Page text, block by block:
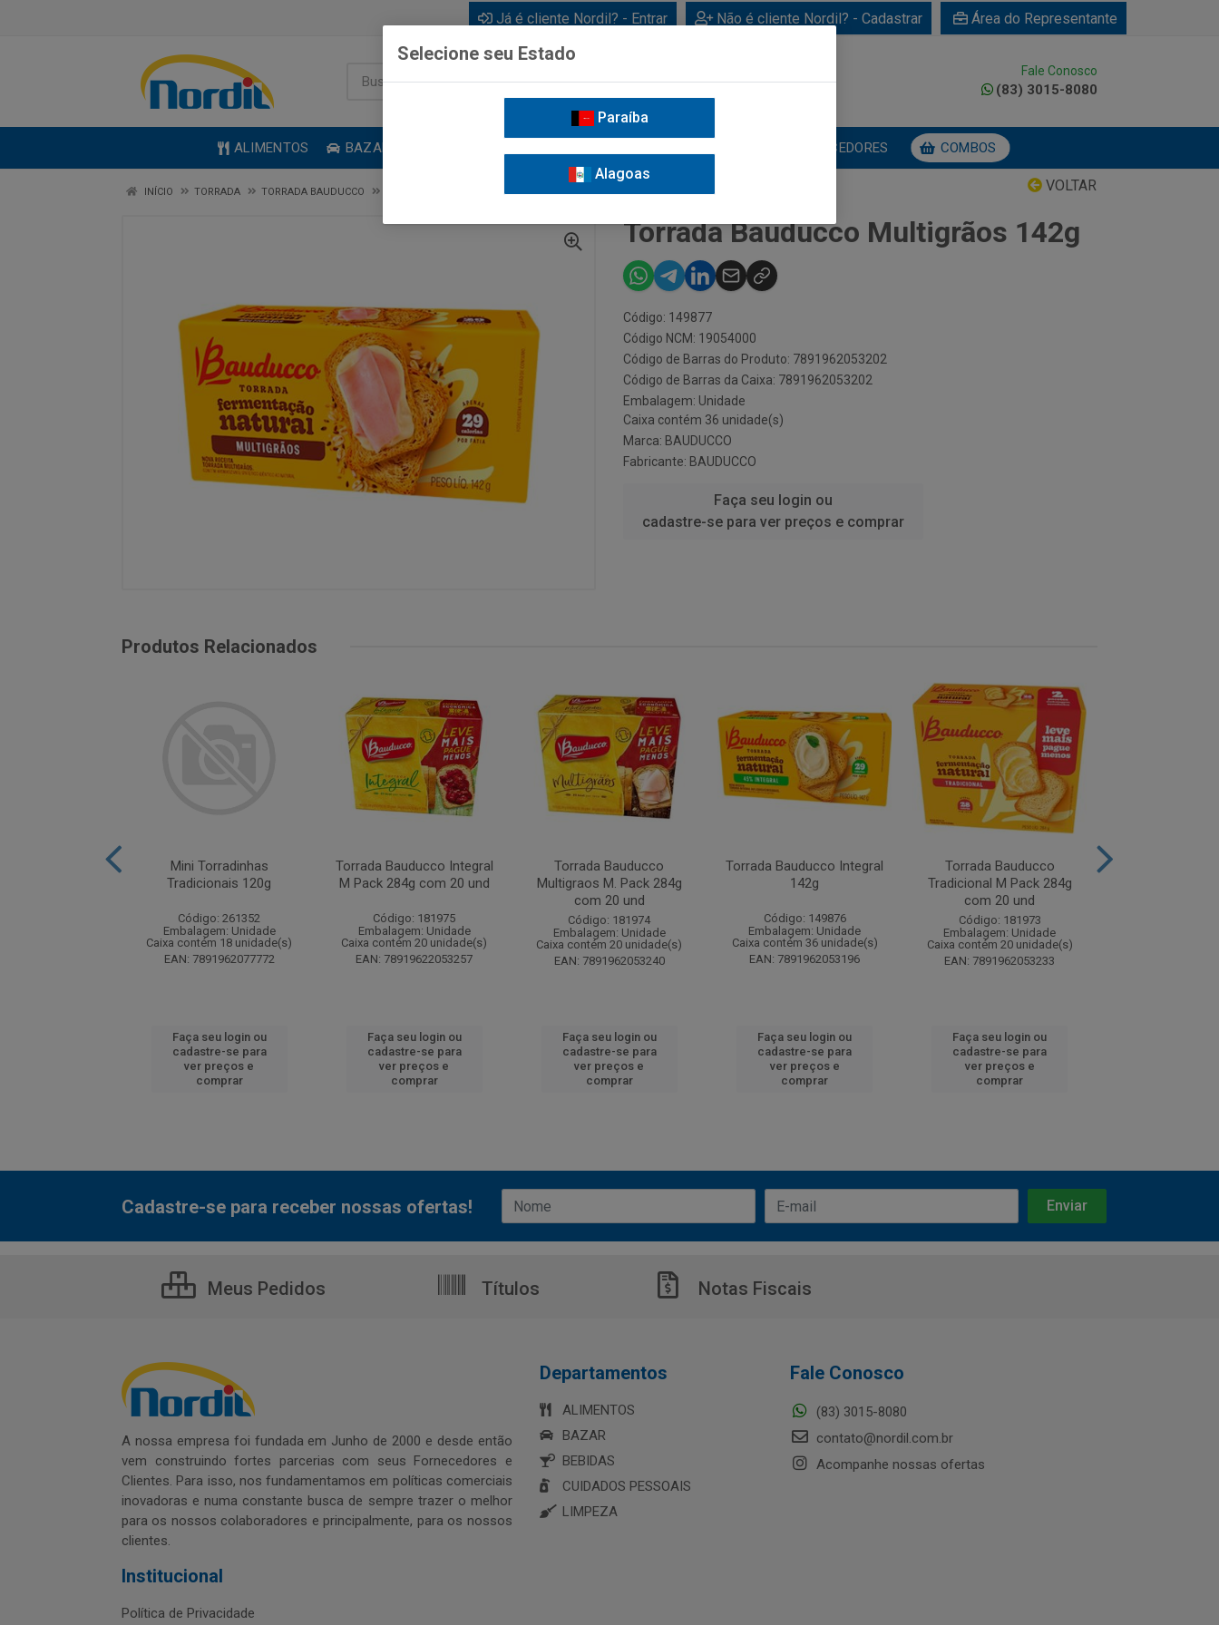
Já é cliente Nordil? - Entrar Não é cliente Nordil? - Cadastrar Área do Representante
Fale Conosco
(83) 3015-8080
ALIMENTOS BAZAR FORNECEDORES COMBOS
VOLTAR
INÍCIO TORRADA TORRADA BAUDUCCO TORRADA BAUDUCCO MULTIGRÃOS 142G
Torrada Bauducco Multigrãos 142g
Código: 149877
Código NCM: 19054000
Código de Barras do Produto: 7891962053202
Código de Barras da Caixa: 7891962053202
Embalagem: Unidade
Caixa contém 36 unidade(s)
Marca: BAUDUCCO
Fabricante: BAUDUCCO
Faça seu login ou
cadastre-se para ver preços e comprar
Produtos Relacionados
Mini Torradinhas
Tradicionais 120g
Código: 261352
Embalagem: Unidade
Caixa contém 18 unidade(s)
EAN: 7891962077772
Faça seu login ou
cadastre-se para
ver preços e
comprar
Torrada Bauducco Integral
M Pack 284g com 20 und
Código: 181975
Embalagem: Unidade
Caixa contém 20 unidade(s)
EAN: 78919622053257
Faça seu login ou
cadastre-se para
ver preços e
comprar
Torrada Bauducco
Multigraos M. Pack 284g
com 20 und
Código: 181974
Embalagem: Unidade
Caixa contém 20 unidade(s)
EAN: 7891962053240
Faça seu login ou
cadastre-se para
ver preços e
comprar
Torrada Bauducco Integral
142g
Código: 149876
Embalagem: Unidade
Caixa contém 36 unidade(s)
EAN: 7891962053196
Faça seu login ou
cadastre-se para
ver preços e
comprar
Torrada Bauducco
Tradicional M Pack 284g
com 20 und
Código: 181973
Embalagem: Unidade
Caixa contém 20 unidade(s)
EAN: 7891962053233
Faça seu login ou
cadastre-se para
ver preços e
comprar
Cadastre-se para receber nossas ofertas!
Meus Pedidos Títulos Notas Fiscais
A nossa empresa foi fundada em Junho de 2000 e desde então
vem construindo fortes parcerias com seus Fornecedores e
Clientes. Para isso, nos fundamentamos em políticas comerciais
inovadoras e numa constante busca de sempre trazer o melhor
para os nossos colaboradores e principalmente, para os nossos
clientes.
Institucional
Política de Privacidade
Departamentos
ALIMENTOS
BAZAR
BEBIDAS
CUIDADOS PESSOAIS
LIMPEZA
Fale Conosco
(83) 3015-8080
contato@nordil.com.br
Acompanhe nossas ofertas
Selecione seu Estado
Paraíba
Alagoas